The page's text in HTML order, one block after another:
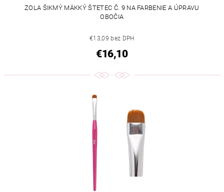
ZOLA ŠIKMÝ MÄKKÝ ŠTETEC Č. 9 NA FARBENIE A ÚPRAVU
OBOČIA
€13,09 bez DPH
€16,10